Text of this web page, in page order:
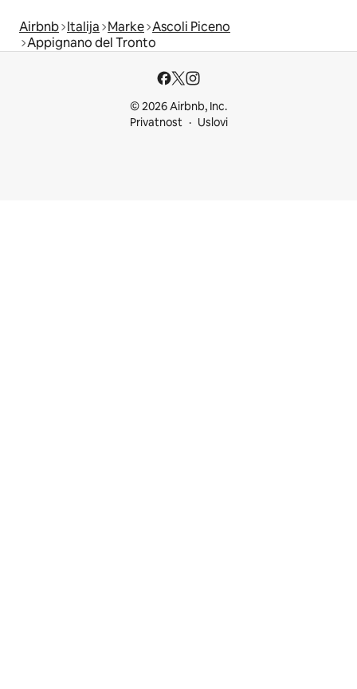
Airbnb Italija Marke Ascoli Piceno
Appignano del Tronto
© 2026 Airbnb, Inc.
Privatnost
Uslovi